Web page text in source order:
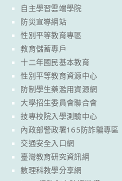
自主學習雲端學院
防災宣導網站
性別平等教育專區
教育儲蓄專戶
十二年國民基本教育
性別平等教育資源中心
防制學生藥濫用資源網
大學招生委員會聯合會
技專校院入學測驗中心
內政部警政署165防詐騙專區
交通安全入口網
臺灣教育研究資訊網
數理科教學分享網